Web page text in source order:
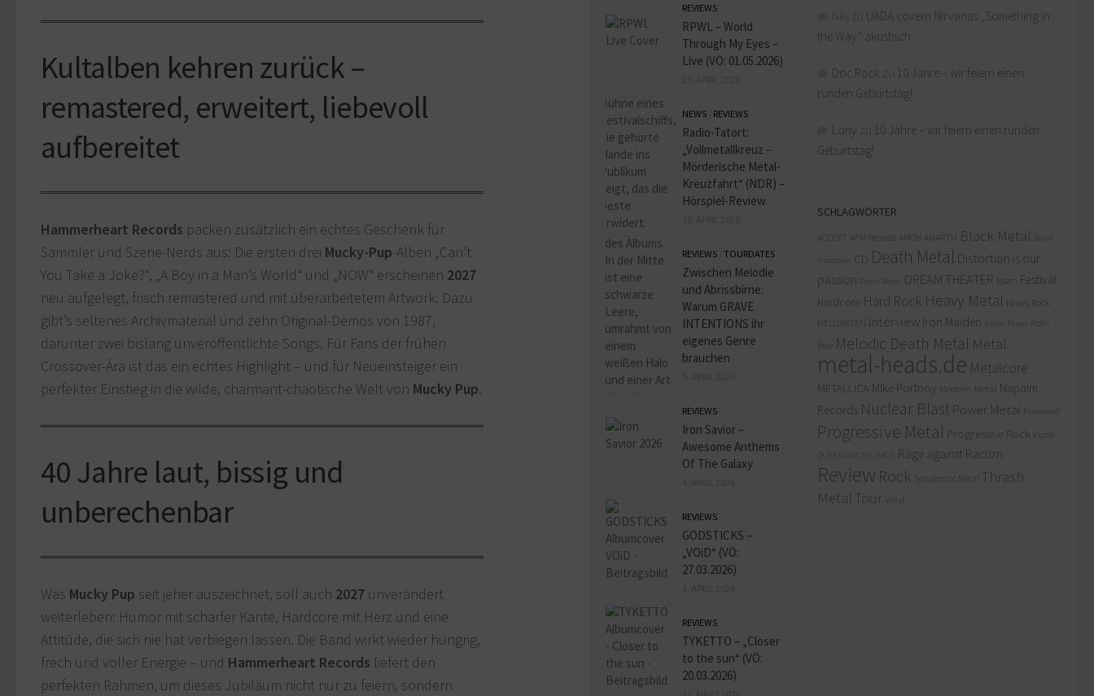
Kultalben kehren zurück –
remastered, erweitert, liebevoll
aufbereitet
Hammerheart Records packen zusätzlich ein echtes Geschenk für
Sammler und Szene-Nerds aus: Die ersten drei Mucky-Pup-Alben „Can’t
You Take a Joke?“, „A Boy in a Man’s World“ und „NOW“ erscheinen 2027
neu aufgelegt, frisch remastered und mit überarbeitetem Artwork. Dazu
gibt’s seltenes Archivmaterial und zehn Original-Demos von 1987,
darunter zwei bislang unveröffentlichte Songs. Für Fans der frühen
Crossover-Ära ist das ein echtes Highlight – und für Neueinsteiger ein
perfekter Einstieg in die wilde, charmant-chaotische Welt von Mucky Pup.
40 Jahre laut, bissig und
unberechenbar
Was Mucky Pup seit jeher auszeichnet, soll auch 2027 unverändert
weiterleben: Humor mit scharfer Kante, Hardcore mit Herz und eine
Attitüde, die sich nie hat verbiegen lassen. Die Band wirkt wieder hungrig,
frech und voller Energie – und Hammerheart Records liefert den
perfekten Rahmen, um dieses Jubiläum nicht nur zu feiern, sondern
UADA covern Nirvanas „Something in
the Way“ akustisch
Doc Rock
10 Jahre – wir feiern einen
runden Geburtstag!
Lony
10 Jahre – wir feiern einen runden
Geburtstag!
SCHLAGWÖRTER
ACCEPT AFM Records AMON AMARTH Black Metal
Blind
CD Death Metal Distortion is our
passion
Doom Metal DREAM THEATER Festival
Hardcore Hard Rock Heavy Metal Heavy Rock
HELLOWEEN Interview Iron Maiden Judas Priest Köln
live Melodic Death Metal Metal
metal-heads.de Metalcore
METALLICA MIke Portnoy Modern Metal
Napalm
Records Nuclear Blast Power Metal
Progressive Metal Progressive Rock Punk
Rage against Racism
Review Rock Symphonic Metal
Thrash
Metal Tour
REVIEWS
RPWL – World
Through My Eyes –
Live (VÖ: 01.05.2026)
NEWS REVIEWS
Radio-Tatort:
„Vollmetallkreuz –
Mörderische Metal-
Kreuzfahrt“ (NDR) –
Hörspiel-Review
REVIEWS TOURDATES
Zwischen Melodie
und Abrissbirne:
Warum GRAVE
INTENTIONS ihr
eigenes Genre
brauchen
REVIEWS
Iron Savior –
Awesome Anthems
Of The Galaxy
REVIEWS
GODSTICKS –
„VOiD“ (VÖ:
27.03.2026)
REVIEWS
TYKETTO – „Closer
to the sun“ (VÖ:
20.03.2026)